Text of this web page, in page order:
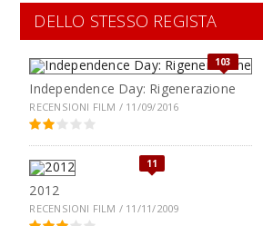
DELLO STESSO REGISTA
103
Independence Day: Rigenerazione
RECENSIONI FILM / 11/09/2016
11
2012
RECENSIONI FILM / 11/11/2009